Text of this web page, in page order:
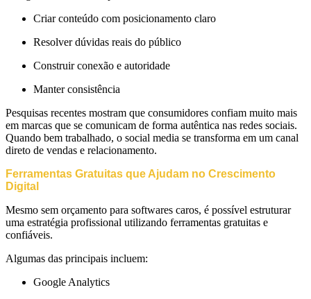
Criar conteúdo com posicionamento claro
Resolver dúvidas reais do público
Construir conexão e autoridade
Manter consistência
Pesquisas recentes mostram que consumidores confiam muito mais
em marcas que se comunicam de forma autêntica nas redes sociais.
Quando bem trabalhado, o social media se transforma em um canal
direto de vendas e relacionamento.
Ferramentas Gratuitas que Ajudam no Crescimento
Digital
Mesmo sem orçamento para softwares caros, é possível estruturar
uma estratégia profissional utilizando ferramentas gratuitas e
confiáveis.
Algumas das principais incluem:
Google Analytics